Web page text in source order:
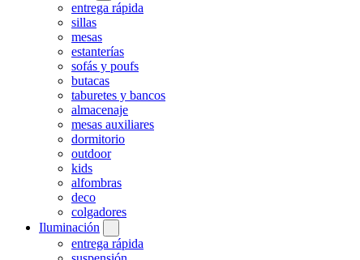
entrega rápida
sillas
mesas
estanterías
sofás y poufs
butacas
taburetes y bancos
almacenaje
mesas auxiliares
dormitorio
outdoor
kids
alfombras
deco
colgadores
Iluminación
entrega rápida